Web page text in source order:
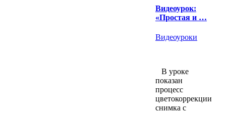
Видеоурок:
«Простая и …
Видеоуроки
В уроке
показан
процесс
цветокоррекции
снимка с